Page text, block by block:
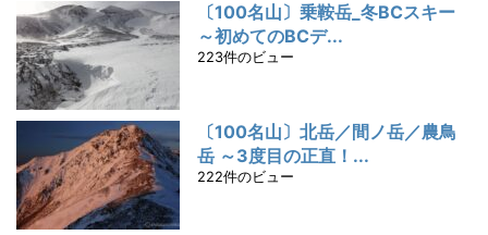
〔100名山〕乗鞍岳_冬BCスキー
～初めてのBCデ...
223件のビュー
〔100名山〕北岳／間ノ岳／農鳥
岳 ～3度目の正直！...
222件のビュー